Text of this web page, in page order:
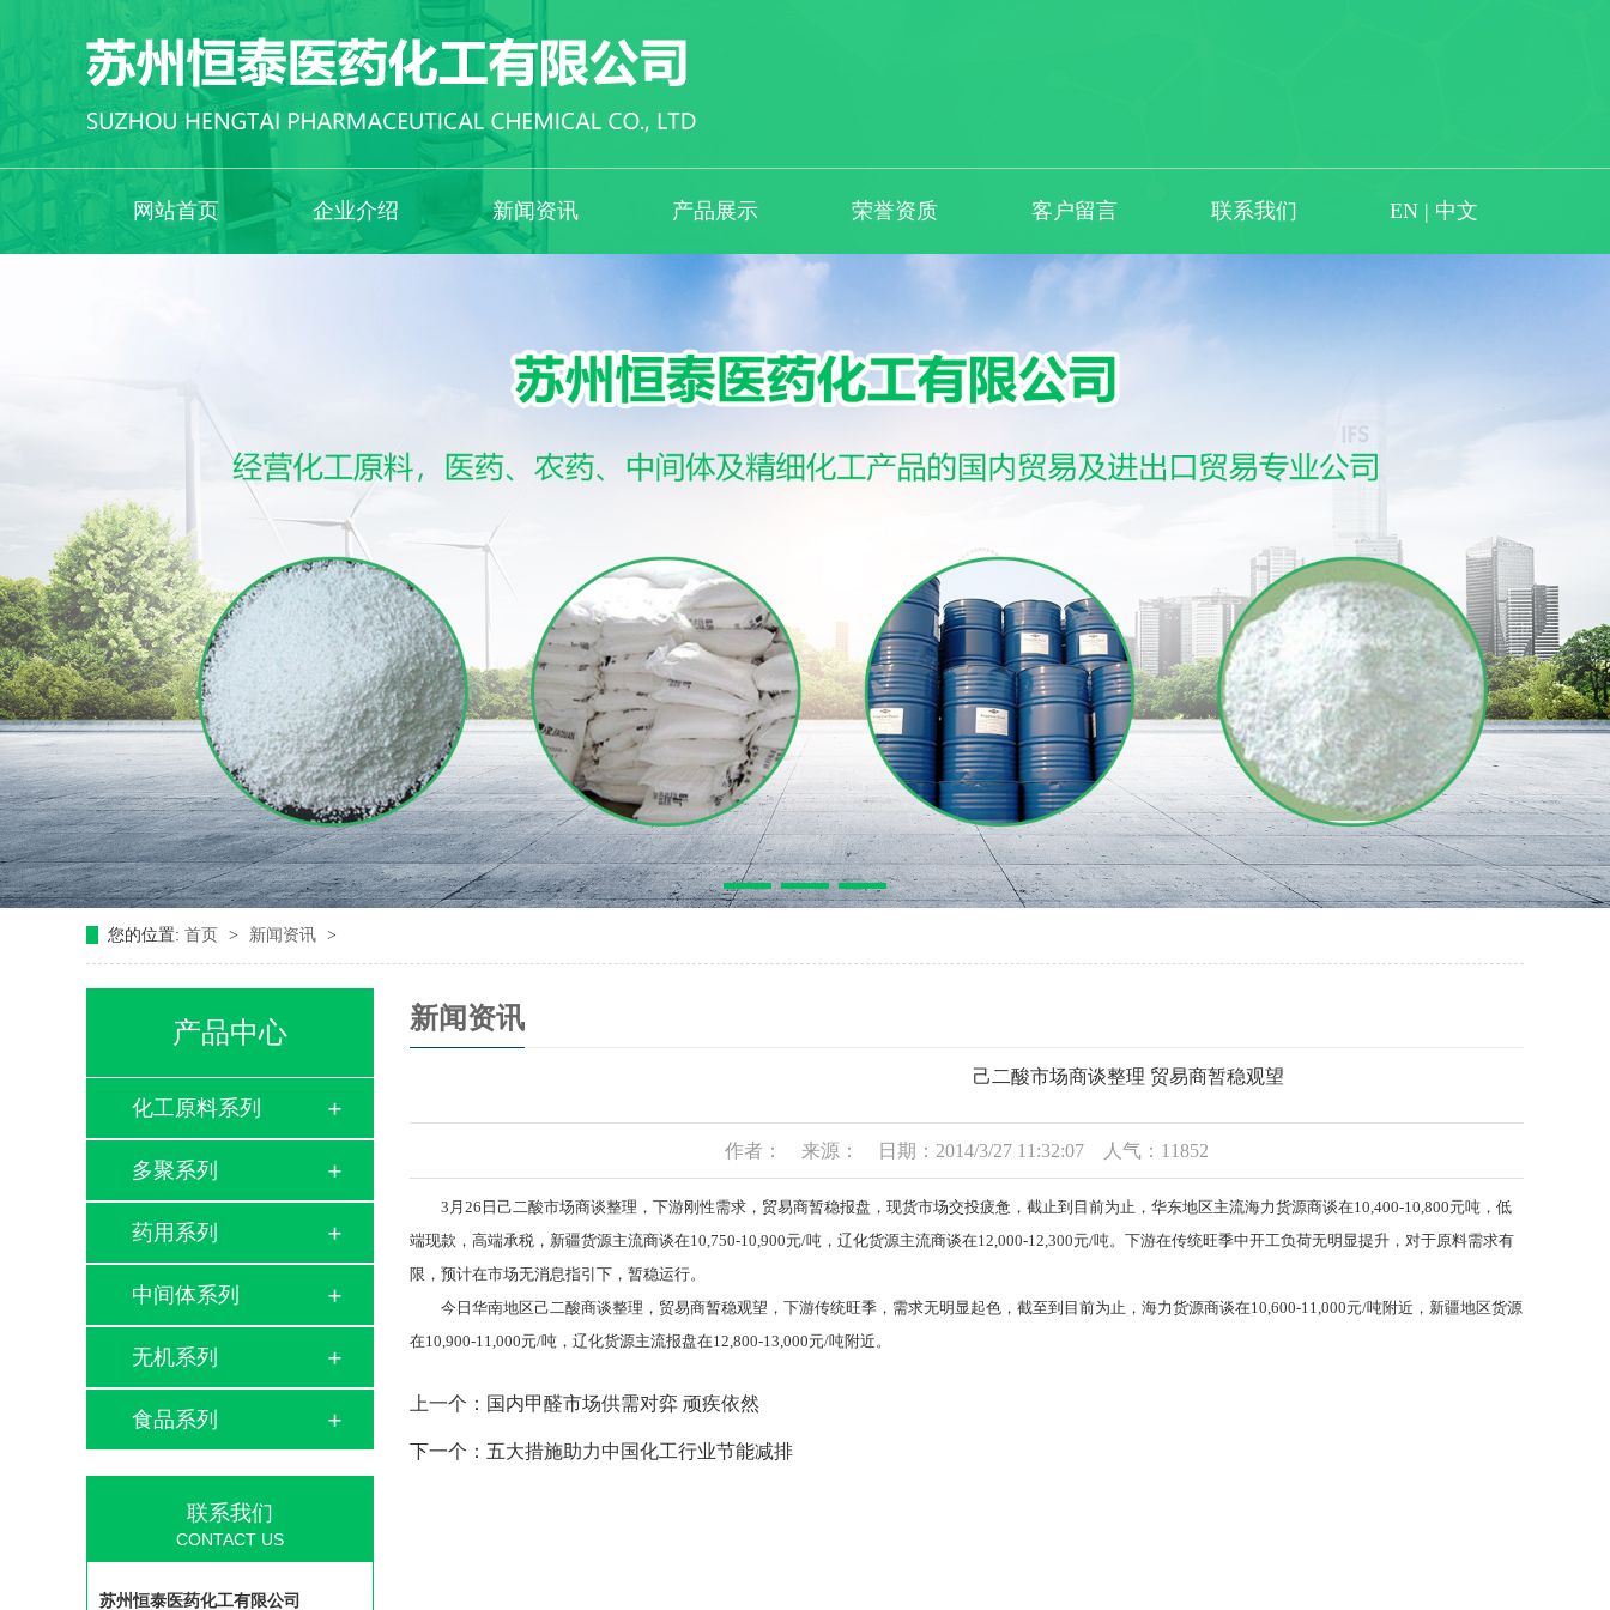
网站首页 企业介绍 新闻资讯 产品展示 荣誉资质 客户留言 联系我们 EN | 中文
您的位置: 首页 > 新闻资讯 >
产品中心
化工原料系列
多聚系列
药用系列
中间体系列
无机系列
食品系列
联系我们
CONTACT US
苏州恒泰医药化工有限公司
新闻资讯
己二酸市场商谈整理 贸易商暂稳观望
作者： 来源： 日期：2014/3/27 11:32:07 人气：11852
3月26日己二酸市场商谈整理，下游刚性需求，贸易商暂稳报盘，现货市场交投疲惫，截止到目前为止，华东地区主流海力货源商谈在10,400-10,800元吨，低
端现款，高端承税，新疆货源主流商谈在10,750-10,900元/吨，辽化货源主流商谈在12,000-12,300元/吨。下游在传统旺季中开工负荷无明显提升，对于原料需求有
限，预计在市场无消息指引下，暂稳运行。
今日华南地区己二酸商谈整理，贸易商暂稳观望，下游传统旺季，需求无明显起色，截至到目前为止，海力货源商谈在10,600-11,000元/吨附近，新疆地区货源
在10,900-11,000元/吨，辽化货源主流报盘在12,800-13,000元/吨附近。
上一个： 国内甲醛市场供需对弈 顽疾依然
下一个： 五大措施助力中国化工行业节能减排